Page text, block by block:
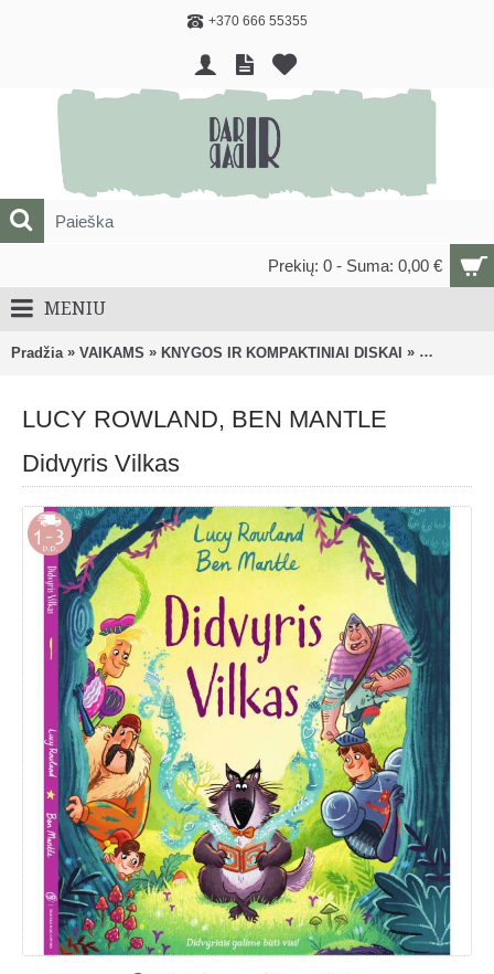
+370 666 55355
Prekių: 0 - Suma: 0,00 €
MENIU
Pradžia » VAIKAMS » KNYGOS IR KOMPAKTINIAI DISKAI » Knygos,
LUCY ROWLAND, BEN MANTLE
Didvyris Vilkas